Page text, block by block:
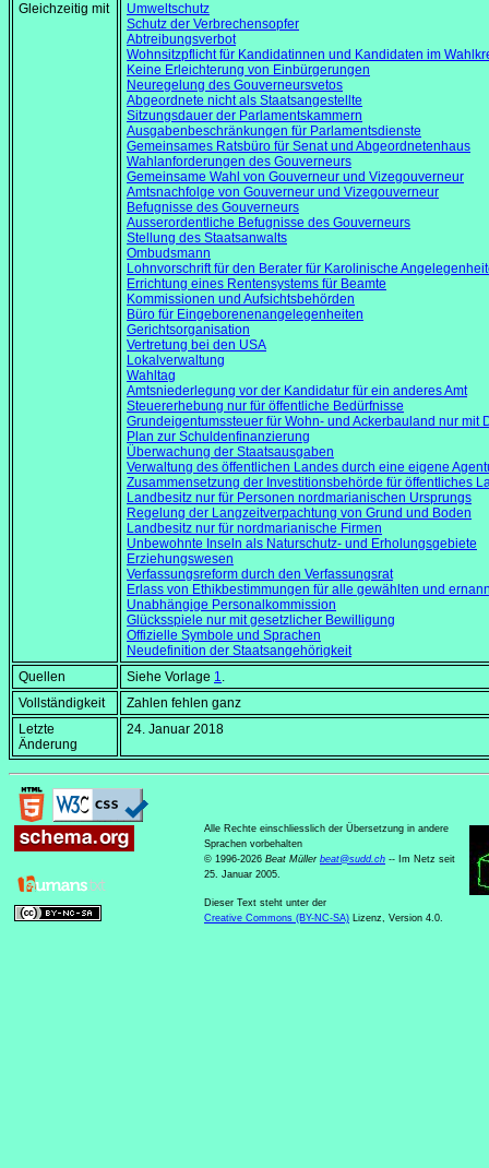
Gleichzeitig mit
Umweltschutz
Schutz der Verbrechensopfer
Abtreibungsverbot
Wohnsitzpflicht für Kandidatinnen und Kandidaten im
Keine Erleichterung von Einbürgerungen
Neuregelung des Gouverneursvetos
Abgeordnete nicht als Staatsangestellte
Sitzungsdauer der Parlamentskammern
Ausgabenbeschränkungen für Parlamentsdienste
Gemeinsames Ratsbüro für Senat und Abgeordnetenhaus
Wahlanforderungen des Gouverneurs
Gemeinsame Wahl von Gouverneur und Vizegouverneur
Amtsnachfolge von Gouverneur und Vizegouverneur
Befugnisse des Gouverneurs
Ausserordentliche Befugnisse des Gouverneurs
Stellung des Staatsanwalts
Ombudsmann
Lohnvorschrift für den Berater für Karolinische
Errichtung eines Rentensystems für Beamte
Kommissionen und Aufsichtsbehörden
Büro für Eingeborenenangelegenheiten
Gerichtsorganisation
Vertretung bei den USA
Lokalverwaltung
Wahltag
Amtsniederlegung vor der Kandidatur für ein anderes Amt
Steuererhebung nur für öffentliche Bedürfnisse
Grundeigentumssteuer für Wohn- und Ackerbauland nur mit
Plan zur Schuldenfinanzierung
Überwachung der Staatsausgaben
Verwaltung des öffentlichen Landes durch eine eigene
Zusammensetzung der Investitionsbehörde für öffentliches
Landbesitz nur für Personen nordmarianischen Ursprungs
Regelung der Langzeitverpachtung von Grund und Boden
Landbesitz nur für nordmarianische Firmen
Unbewohnte Inseln als Naturschutz- und Erholungsgebiete
Erziehungswesen
Verfassungsreform durch den Verfassungsrat
Erlass von Ethikbestimmungen für alle gewählten und
Unabhängige Personalkommission
Glücksspiele nur mit gesetzlicher Bewilligung
Offizielle Symbole und Sprachen
Neudefinition der Staatsangehörigkeit
Quellen
Siehe Vorlage 1.
Vollständigkeit
Zahlen fehlen ganz
Letzte
Änderung
24. Januar 2018
Alle Rechte einschliesslich der Übersetzung in andere
Sprachen vorbehalten
© 1996-2026 Beat Müller beat@sudd.ch -- Im Netz seit
25. Januar 2005.
Dieser Text steht unter der
Creative Commons (BY-NC-SA) Lizenz, Version 4.0.